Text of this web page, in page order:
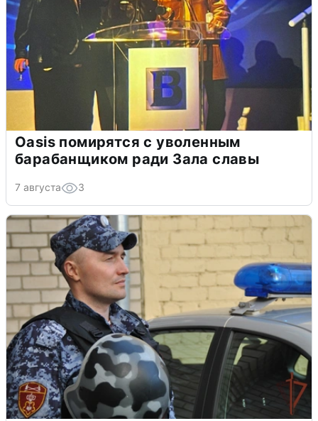
Oasis помирятся с уволенным
барабанщиком ради Зала славы
7 августа 3